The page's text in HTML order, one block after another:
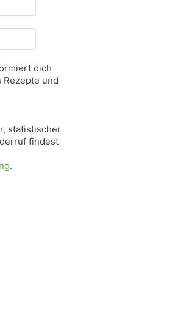
dich
und
statistischer
findest
.